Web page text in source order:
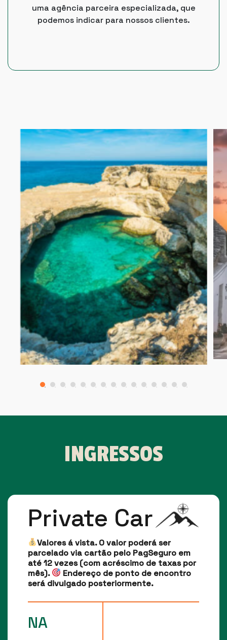
uma agência parceira especializada, que
podemos indicar para nossos clientes.
INGRESSOS
Private Car
Valores á vista. O valor poderá ser
parcelado via cartão pelo PagSeguro em
até 12 vezes (com acréscimo de taxas por
mês).
Endereço de ponto de encontro
será divulgado posteriormente.
NA